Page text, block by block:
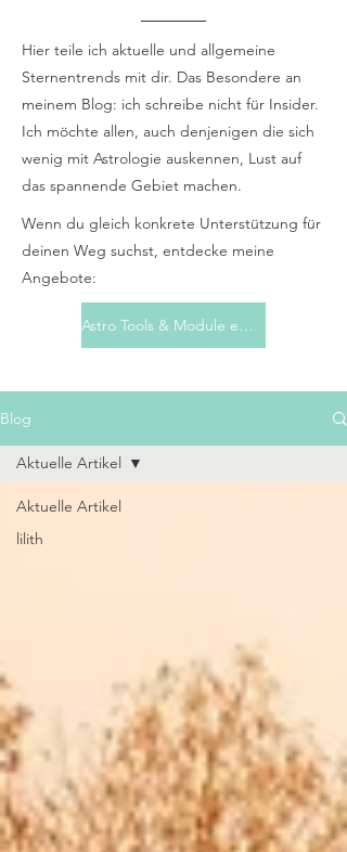
Hier teile ich aktuelle und allgemeine
Sternentrends mit dir. Das Besondere an
meinem Blog: ich schreibe nicht für Insider.
Ich möchte allen, auch denjenigen die sich
wenig mit Astrologie auskennen, Lust auf
das spannende Gebiet machen.
Wenn du gleich konkrete Unterstützung für
deinen Weg suchst, entdecke meine
Angebote:
Astro Tools & Module entdecken
Blog
Aktuelle Artikel
lilith
Aktuelle Artikel